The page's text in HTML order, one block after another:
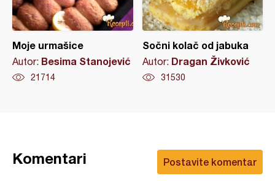
Moje urmašice
Autor: Besima Stanojević
21714
Sočni kolač od jabuka
Autor: Dragan Živković
31530
Postavite komentar
Komentari